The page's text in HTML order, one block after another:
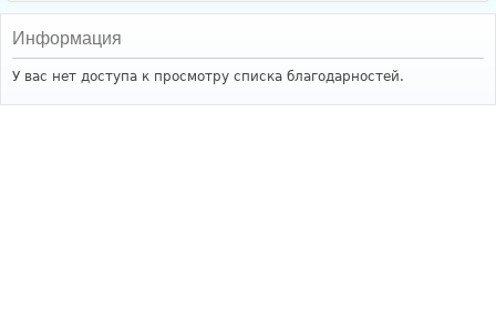
Информация
У вас нет доступа к просмотру списка благодарностей.